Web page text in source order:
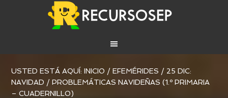
USTED ESTÁ AQUÍ:INICIO / EFEMÉRIDES / 25 DIC:
NAVIDAD / PROBLEMÁTICAS NAVIDEÑAS (1.º PRIMARIA
– CUADERNILLO)